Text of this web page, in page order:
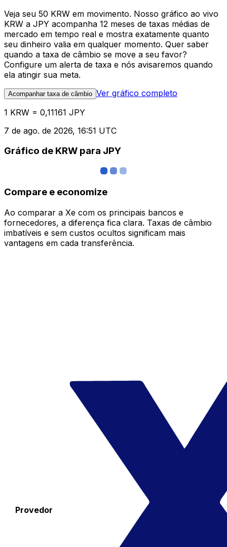
Veja seu 50 KRW em movimento. Nosso gráfico ao vivo
KRW a JPY acompanha 12 meses de taxas médias de
mercado em tempo real e mostra exatamente quanto
seu dinheiro valia em qualquer momento. Quer saber
quando a taxa de câmbio se move a seu favor?
Configure um alerta de taxa e nós avisaremos quando
ela atingir sua meta.
Acompanhar taxa de câmbio Ver gráfico completo
1 KRW = 0,11161 JPY
7 de ago. de 2026, 16:51 UTC
Gráfico de KRW para JPY
Compare e economize
Ao comparar a Xe com os principais bancos e
fornecedores, a diferença fica clara. Taxas de câmbio
imbatíveis e sem custos ocultos significam mais
vantagens em cada transferência.
Provedor